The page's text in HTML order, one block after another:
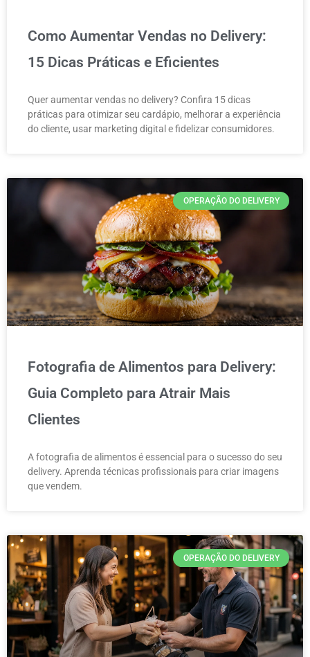
Como Aumentar Vendas no Delivery:
15 Dicas Práticas e Eficientes
Quer aumentar vendas no delivery? Confira 15 dicas
práticas para otimizar seu cardápio, melhorar a experiência
do cliente, usar marketing digital e fidelizar consumidores.
OPERAÇÃO DO DELIVERY
Fotografia de Alimentos para Delivery:
Guia Completo para Atrair Mais
Clientes
A fotografia de alimentos é essencial para o sucesso do seu
delivery. Aprenda técnicas profissionais para criar imagens
que vendem.
OPERAÇÃO DO DELIVERY